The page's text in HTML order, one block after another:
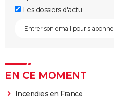
Les dossiers d'actu
EN CE MOMENT
Incendies en France